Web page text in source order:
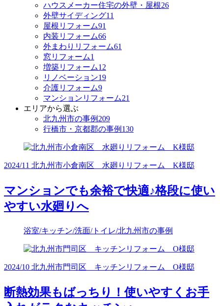
ハウスメーカー住宅の外壁・屋根26
外壁サイディング11
屋根リフォーム91
内装リフォーム66
外まわりリフォーム61
窓リフォーム1
増築リフォーム12
リノベーション19
介護リフォーム9
マンションリフォーム21
エリアから選ぶ
北九州市の事例209
行橋市・京都郡の事例 130
2024/11 北九州市小倉南区 水廻りリフォーム K様邸
マンションでも余裕で快適♪格段に使い
やすい水廻りへ
浴室/キッチン/洗面/トイレ/北九州市の事例
2024/10 北九州市門司区 キッチンリフォーム O様邸
断熱効果もばっちり！使いやすくお手